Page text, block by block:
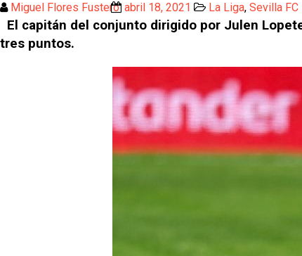
Miguel Flores Fustero abril 18, 2021 La Liga, Sevilla FC
El capitán del conjunto dirigido por Julen
tres puntos.